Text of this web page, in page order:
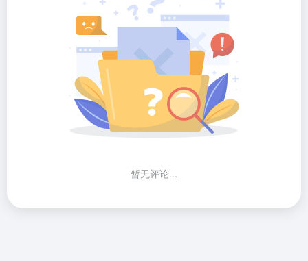
暂无评论...